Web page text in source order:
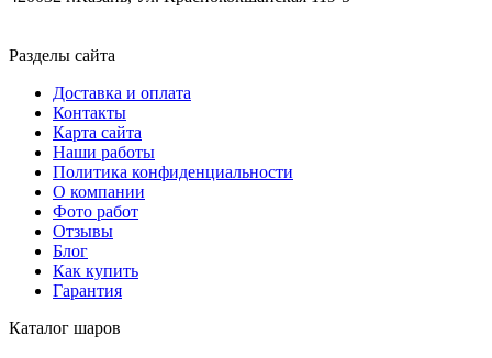
Разделы сайта
Доставка и оплата
Контакты
Карта сайта
Наши работы
Политика конфиденциальности
О компании
Фото работ
Отзывы
Блог
Как купить
Гарантия
Каталог шаров